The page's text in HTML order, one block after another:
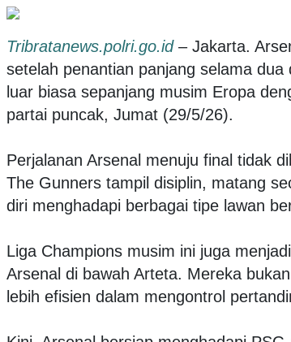
Tribratanews.polri.go.id– Jakarta.
setelah penantian panjang selama
luar biasa sepanjang musim Eropa
partai puncak, Jumat (29/5/26).
Perjalanan Arsenal menuju final tidak
The Gunners tampil disiplin, matang
diri menghadapi berbagai tipe lawan
Liga Champions musim ini juga
Arsenal di bawah Arteta. Mereka
lebih efisien dalam mengontrol